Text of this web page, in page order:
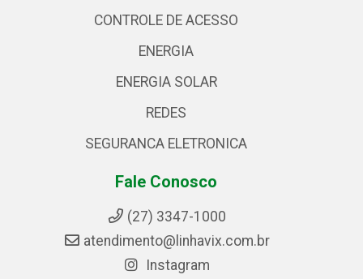
CONTROLE DE ACESSO
ENERGIA
ENERGIA SOLAR
REDES
SEGURANCA ELETRONICA
Fale Conosco
(27) 3347-1000
atendimento@linhavix.com.br
Instagram